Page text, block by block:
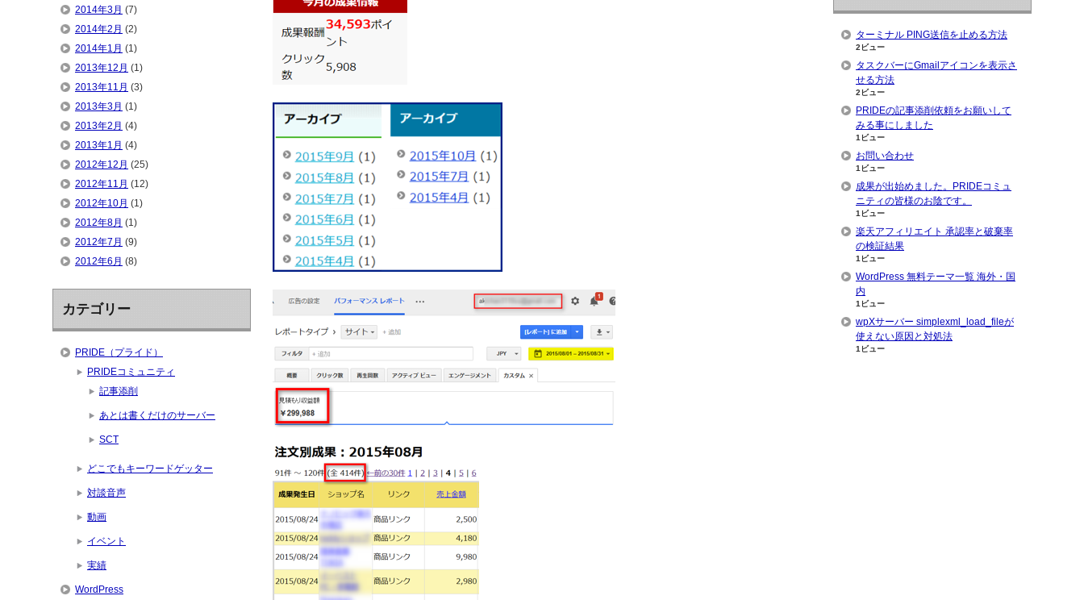
2014年3月 (7)
2014年2月 (2)
2014年1月 (1)
2013年12月 (1)
2013年11月 (3)
2013年3月 (1)
2013年2月 (4)
2013年1月 (4)
2012年12月 (25)
2012年11月 (12)
2012年10月 (1)
2012年8月 (1)
2012年7月 (9)
2012年6月 (8)
カテゴリー
PRIDE（プライド）
PRIDEコミュニティ
記事添削
あとは書くだけのサーバー
SCT
どこでもキーワードゲッター
対談音声
動画
イベント
実績
WordPress
ターミナル PING送信を止める方法
2ビュー
タスクバーにGmailアイコンを表示さ
せる方法
2ビュー
PRIDEの記事添削依頼をお願いして
みる事にしました
1ビュー
お問い合わせ
1ビュー
成果が出始めました。PRIDEコミュ
ニティの皆様のお陰です。
1ビュー
楽天アフィリエイト 承認率と破棄率
の検証結果
1ビュー
WordPress 無料テーマ一覧 海外・国
内
1ビュー
wpXサーバー simplexml_load_fileが
使えない原因と対処法
1ビュー